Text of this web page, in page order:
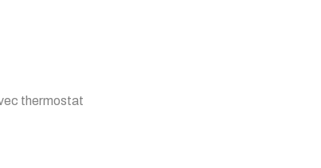
thermostat